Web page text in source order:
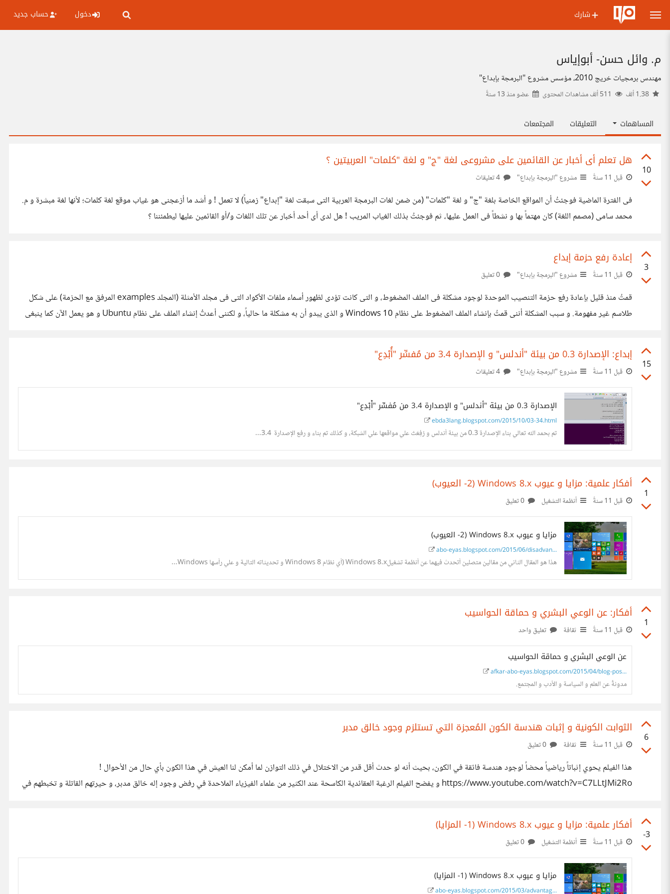
شارك دخول حساب جديد
م. وائل حسن- أبوإياس
مهندس برمجيات خريج 2010، مؤسس مشروع "البرمجة بإبداع"
عضو منذ13 سنةً
المساهمات التعليقات المجتمعات
10
هل تعلم أى أخبار عن القائمين على مشروعى لغة "ج" و لغة "كلمات" العربيتين ؟
قبل 11 سنةً مشروع "البرمجة بإبداع"
فى الفترة الماضية فوجئتُ أن المواقع الخاصة بلغة "ج" و لغة "كلمات" (من ضمن لغات البرمجة العربية التى سبقت لغة "إبداع" زمنياً) لا تعمل ! و أشد ما أزعجنى هو غياب موقع لغة كلمات؛ لأنها لغة مبشرة و م.
محمد سامى (مصمم اللغة) كان مهتماً بها و نشطاً فى العمل عليها، ثم فوجئتُ بذلك الغياب المريب ! هل لدى أى أحد أخبار عن تلك اللغات و/أو القائمين عليها ليطمئننا ؟
3
إعادة رفع حزمة إبداع
قبل 11 سنةً مشروع "البرمجة بإبداع"
قمتُ منذ قليل بإعادة رفع حزمة التنصيب الموحدة لوجود مشكلة فى الملف المضغوط، و التى كانت تؤدى لظهور أسماء ملفات الأكواد التى فى مجلد الأمثلة (المجلد examples المرفق مع الحزمة) على شكل
طلاسم غير مفهومة. و سبب المشكلة أننى قمتُ بإنشاء الملف المضغوط على نظام Windows 10 و الذى يبدو أن به مشكلة ما حالياً، و لكننى أعدتُ إنشاء الملف على نظام Ubuntu و هو يعمل الآن كما ينبغى
15
إبداع: الإصدارة 0.3 من بيئة "أندلس" و الإصدارة 3.4 من مُفسِّر "أُبْدِع"
قبل 11 سنةً مشروع "البرمجة بإبداع"
الإصدارة 0.3 من بيئة "أندلس" و الإصدارة 3.4 من مُفسِّر "أُبْدِع"
ebda3lang.blogspot.com/2015/10/03-34.html
تم بحمد الله تعالي بناء الإصدارة 0.3 من بيئة أندلس و رُفِعَتْ علي مواقعها علي الشبكة، و كذلك تم بناء و رفع الإصدارة 3.4...
1
أفكار علمية: مزايا و عيوب Windows 8.x (2- العيوب)
قبل 11 سنةً أنظمة التشغيل
مزايا و عيوب Windows 8.x (2- العيوب)
abo-eyas.blogspot.com/2015/06/disadvan...
هذا هو المقال الثاني من مقالين متصلين أتحدث فيهما عن أنظمة تشغيلWindows 8.x (أي نظام Windows 8 و تحديثاته التالية و علي رأسها Windows...
1
أفكار: عن الوعي البشري و حماقة الحواسيب
قبل 11 سنةً ثقافة تعليق واحد
عن الوعي البشري و حماقة الحواسيب
afkar-abo-eyas.blogspot.com/2015/04/blog-pos...
مدونةٌ عن العلم و السياسة و الأدب و المجتمع.
6
الثوابت الكونية و إثبات هندسة الكون المُعجزة التي تستلزم وجود خالق مدبر
قبل 11 سنةً ثقافة
هذا الفيلم يحوي إثباتاً رياضياً محضاً لوجود هندسة فائقة في الكون، بحيث أنه لو حدث أقل قدر من الاختلال في ذلك التوازن لما أمكن لنا العيش في هذا الكون بأي حال من الأحوال !
https://www.youtube.com/watch?v=C7LLtJMi2Ro و يفضح الفيلم الرغبة العقائدية الكاسحة عند الكثير من علماء الفيزياء الملاحدة في رفض وجود إله خالق مدبر، و حيرتهم القاتلة و تخبطهم في
-3
أفكار علمية: مزايا و عيوب Windows 8.x (1- المزايا)
قبل 11 سنةً أنظمة التشغيل
مزايا و عيوب Windows 8.x (1- المزايا)
abo-eyas.blogspot.com/2015/03/advantag...